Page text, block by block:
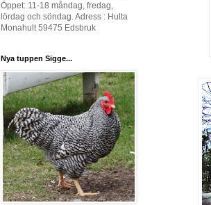
Öppet: 11-18 måndag, fredag,
lördag och söndag. Adress : Hulta
Monahult 59475 Edsbruk
Nya tuppen Sigge...